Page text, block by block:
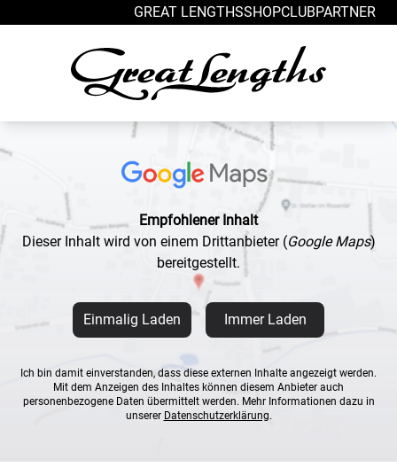
GREAT LENGTHSSHOPCLUBPARTNER
Empfohlener Inhalt
Dieser Inhalt wird von einem Drittanbieter (Google Maps)
bereitgestellt.
Einmalig Laden Immer Laden
Ich bin damit einverstanden, dass diese externen Inhalte angezeigt werden.
Mit dem Anzeigen des Inhaltes können diesem Anbieter auch
personenbezogene Daten übermittelt werden. Mehr Informationen dazu in
unserer Datenschutzerklärung.